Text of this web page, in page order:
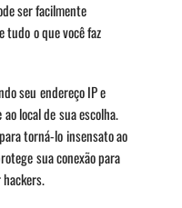
ser facilmente
tudo o que você faz
seu endereço IP e
local de sua escolha.
torná-lo insensato ao
sua conexão para